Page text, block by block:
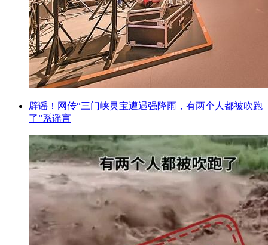
辟谣！网传“三门峡灵宝遭遇强降雨，有两个人都被吹跑
了”系谣言